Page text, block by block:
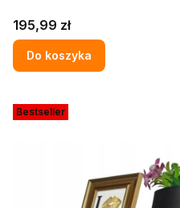
Cena
195,99 zł
Do koszyka
Bestseller